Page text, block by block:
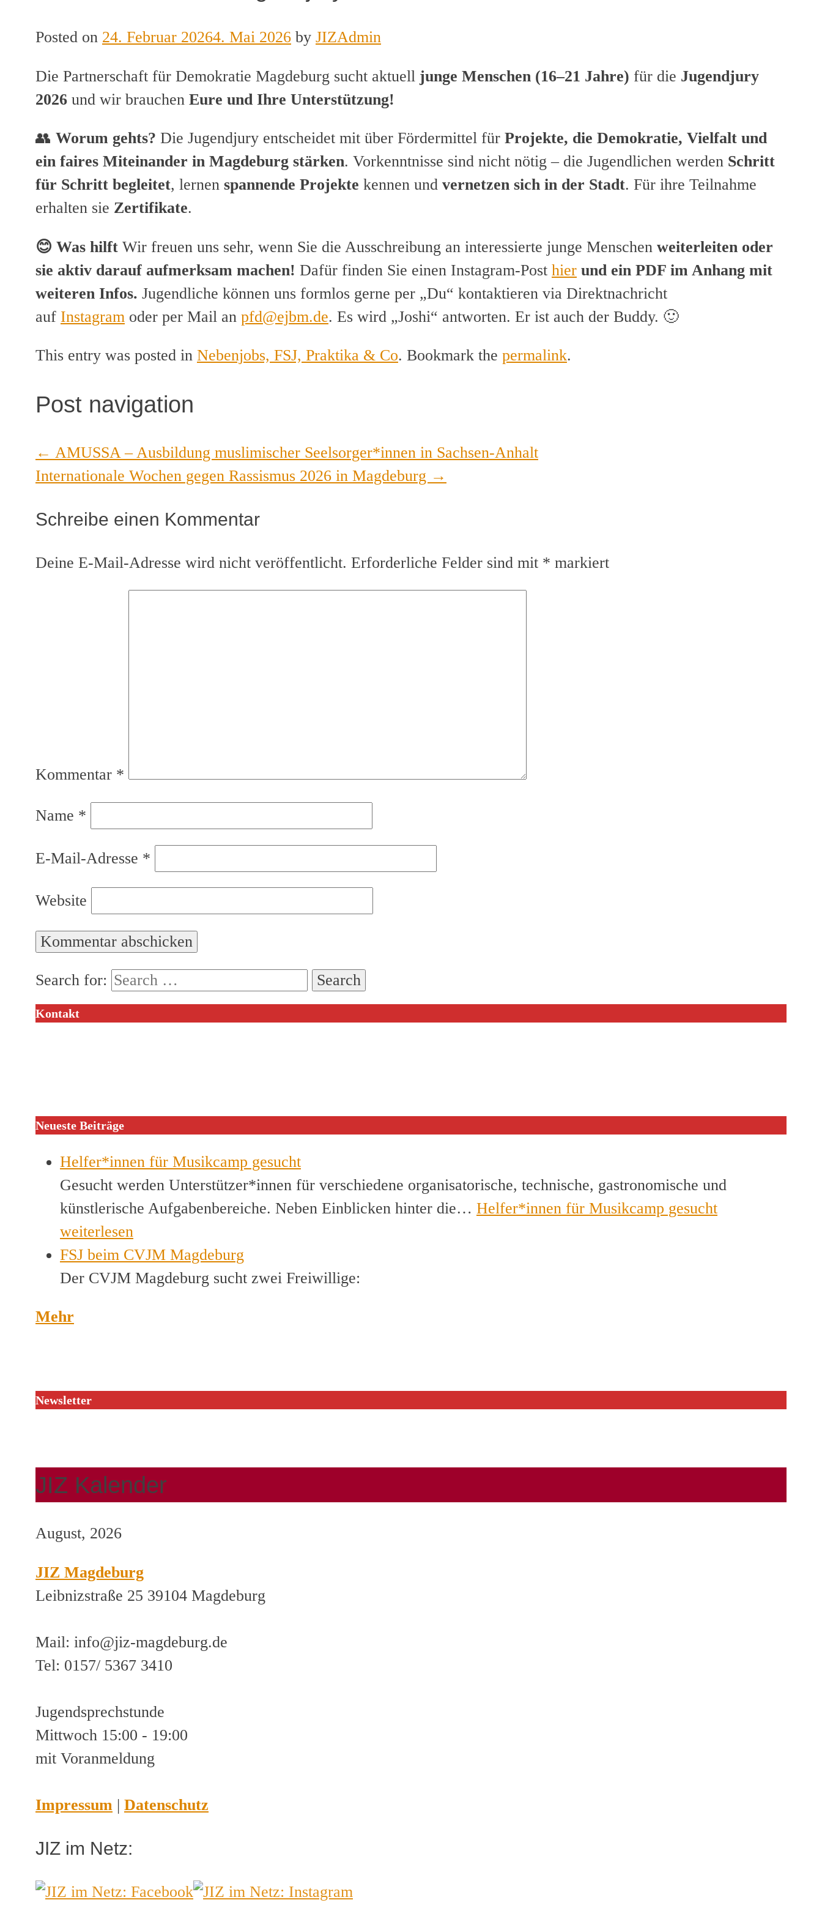
Posted on 24. Februar 20264. Mai 2026 by JIZAdmin
Die Partnerschaft für Demokratie Magdeburg sucht aktuell junge Menschen (16–21 Jahre) für die Jugendjury
2026 und wir brauchen Eure und Ihre Unterstützung!
👥 Worum gehts? Die Jugendjury entscheidet mit über Fördermittel für Projekte, die Demokratie, Vielfalt und
ein faires Miteinander in Magdeburg stärken. Vorkenntnisse sind nicht nötig – die Jugendlichen werden Schritt
für Schritt begleitet, lernen spannende Projekte kennen und vernetzen sich in der Stadt. Für ihre Teilnahme
erhalten sie Zertifikate.
😊 Was hilft Wir freuen uns sehr, wenn Sie die Ausschreibung an interessierte junge Menschen weiterleiten oder
sie aktiv darauf aufmerksam machen! Dafür finden Sie einen Instagram-Post hier und ein PDF im Anhang mit
weiteren Infos. Jugendliche können uns formlos gerne per „Du“ kontaktieren via Direktnachricht
auf Instagram oder per Mail an pfd@ejbm.de. Es wird „Joshi“ antworten. Er ist auch der Buddy. 🙂
This entry was posted in Nebenjobs, FSJ, Praktika & Co. Bookmark the permalink.
Post navigation
← AMUSSA – Ausbildung muslimischer Seelsorger*innen in Sachsen-Anhalt
Internationale Wochen gegen Rassismus 2026 in Magdeburg →
Schreibe einen Kommentar
Deine E-Mail-Adresse wird nicht veröffentlicht. Erforderliche Felder sind mit * markiert
Kommentar *
Name *
E-Mail-Adresse *
Website
Search for:
Kontakt
Neueste Beiträge
Helfer*innen für Musikcamp gesucht
Gesucht werden Unterstützer*innen für verschiedene organisatorische, technische, gastronomische und
künstlerische Aufgabenbereiche. Neben Einblicken hinter die… Helfer*innen für Musikcamp gesucht
weiterlesen
FSJ beim CVJM Magdeburg
Der CVJM Magdeburg sucht zwei Freiwillige:
Mehr
Newsletter
JIZ Kalender
August, 2026
JIZ Magdeburg
Leibnizstraße 25 39104 Magdeburg
Mail: info@jiz-magdeburg.de
Tel: 0157/ 5367 3410
Jugendsprechstunde
Mittwoch 15:00 - 19:00
mit Voranmeldung
Impressum | Datenschutz
JIZ im Netz: